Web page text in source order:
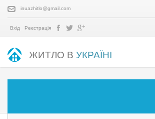
inuazhitlo@gmail.com
Вхід Реєстрація
ЖИТЛО В УКРАЇНІ